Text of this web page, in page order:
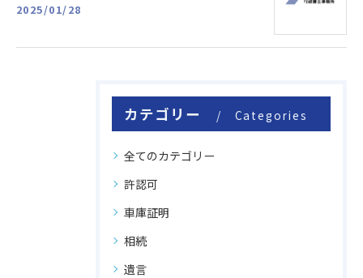
2025/01/28
カテゴリー Categories
全てのカテゴリー
許認可
車庫証明
相続
遺言